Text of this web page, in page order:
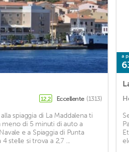
12,2 Eccellente (1313)
spiaggia di La Maddalena ti
di 5 minuti di auto a
e a Spiaggia di Punta
stelle si trova a 2,7 ...
a